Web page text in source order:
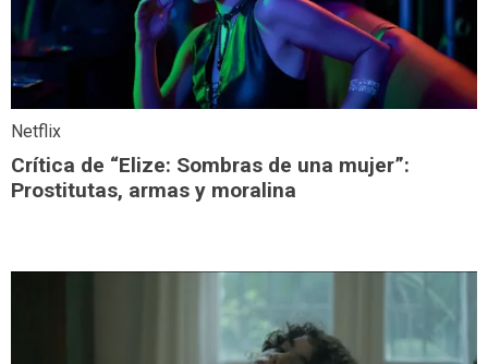
Netflix
Crítica de “Elize: Sombras de una mujer”:
Prostitutas, armas y moralina